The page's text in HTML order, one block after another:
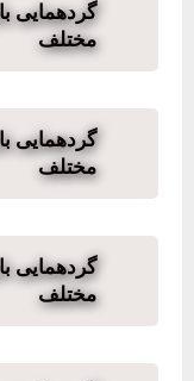
گردهمایی
مختلف
گردهمایی
مختلف
گردهمایی
مختلف